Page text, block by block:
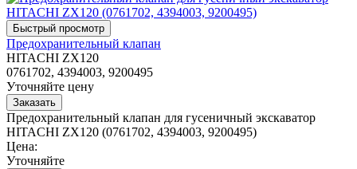
Предохранительный клапан
HITACHI ZX120
0761702, 4394003, 9200495
Уточняйте цену
Предохранительный клапан для гусеничный экскаватор
HITACHI ZX120 (0761702, 4394003, 9200495)
Цена:
Уточняйте